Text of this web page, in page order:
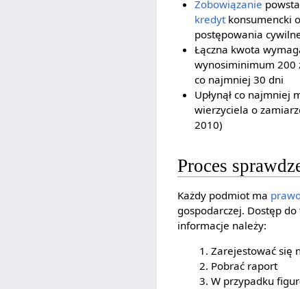
Zobowiązanie
kredytkonsumencki
postępowania
Łączna kwota
wynosiminimum 200
co najmniej 30 dni
Upłynął co najmniej
wierzyciela o
2010)
Proces
Każdy podmiot ma
gospodarczej. Dostęp
informacje należy:
Zarejestować się
Pobrać raport
W przypadku